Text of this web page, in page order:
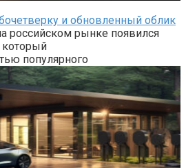
и обновленный облик
российском рынке появился
который
популярного